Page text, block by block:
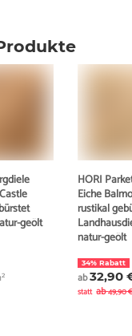
geölt
HORI
Eiche
rustikal
natur-geölt
34% Rabatt
ab32,90
statt ab49,90